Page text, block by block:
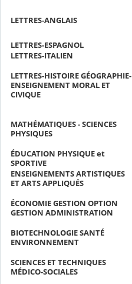
LETTRES-ANGLAIS
LETTRES-ESPAGNOL
LETTRES-ITALIEN
LETTRES-HISTOIRE GÉOGRAPHIE-
ENSEIGNEMENT MORAL ET
CIVIQUE
MATHÉMATIQUES - SCIENCES
PHYSIQUES
ÉDUCATION PHYSIQUE et
SPORTIVE
ENSEIGNEMENTS ARTISTIQUES
ET ARTS APPLIQUÉS
ÉCONOMIE GESTION OPTION
GESTION ADMINISTRATION
BIOTECHNOLOGIE SANTÉ
ENVIRONNEMENT
SCIENCES ET TECHNIQUES
MÉDICO-SOCIALES